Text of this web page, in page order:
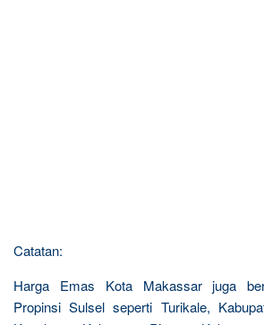
Catatan:
Harga Emas Kota Makassar juga
Propinsi Sulsel seperti Turikale,